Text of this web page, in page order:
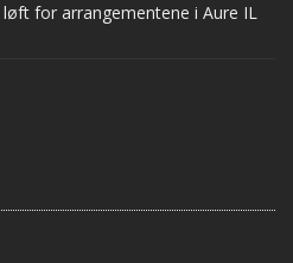
for arrangementene i Aure IL